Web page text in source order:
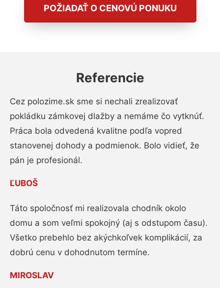
POŽIADAŤ O CENOVÚ PONUKU
Referencie
Cez polozime.sk sme si nechali zrealizovať
pokládku zámkovej dlažby a nemáme čo vytknúť.
Práca bola odvedená kvalitne podľa vopred
stanovenej dohody a podmienok. Bolo vidieť, že
pán je profesionál.
ĽUBOŠ
Táto spoločnosť mi realizovala chodník okolo
domu a som veľmi spokojný (aj s odstupom času).
Všetko prebehlo bez akýchkoľvek komplikácií, za
dobrú cenu v dohodnutom termíne.
MIROSLAV